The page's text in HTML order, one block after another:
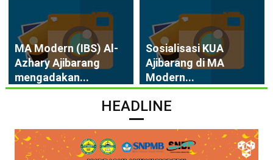
MA Modern (IBS) Al-
Azhary Ajibarang
mengadakan...
Sosialisasi KUA
Ajibarang di MA
Modern...
HEADLINE